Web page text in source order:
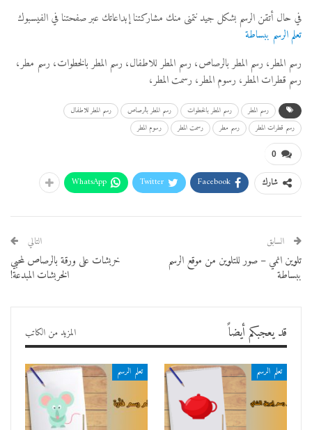
في حال أتقن الرسم بشكل جيد نتمنى منك مشاركتنا إبداعاتك عبر صفحتنا في الفيسبوك
تعلم الرسم ببساطة
رسم المطر، رسم المطر بالرصاص، رسم المطر للاطفال، رسم المطر بالخطوات، رسم مطر،
رسم قطرات المطر، رسوم المطر، رسمت المطر،
رسم المطر رسم المطر بالخطوات رسم المطر بالرصاص
رسم المطر للاطفال
رسم قطرات المطر
رسم مطر رسمت المطر رسوم المطر
0
شارك Facebook
Twitter
WhatsApp
السابق
تلوين انمي – صور للتلوين من موقع الرسم
ببساطة
التالي
خربشات على ورقة بالرصاص لمحبي
الخربشات المبدعة!
قد يعجبكم أيضاً المزيد من الكاتب
تعلم الرسم تعلم الرسم